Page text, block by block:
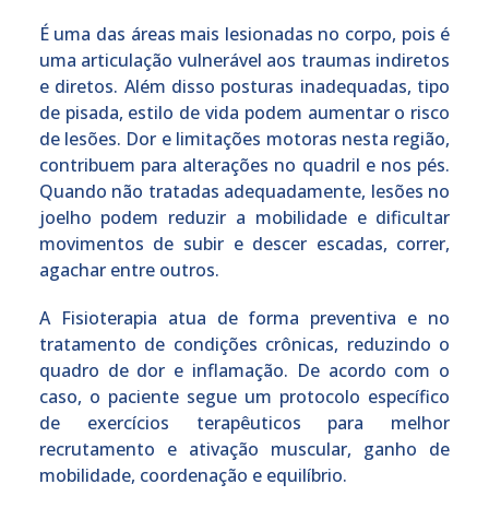
É uma das áreas mais lesionadas no corpo, pois é
uma articulação vulnerável aos traumas indiretos
e diretos. Além disso posturas inadequadas, tipo
de pisada, estilo de vida podem aumentar o risco
de lesões. Dor e limitações motoras nesta região,
contribuem para alterações no quadril e nos pés.
Quando não tratadas adequadamente, lesões no
joelho podem reduzir a mobilidade e dificultar
movimentos de subir e descer escadas, correr,
agachar entre outros.
A Fisioterapia atua de forma preventiva e no
tratamento de condições crônicas, reduzindo o
quadro de dor e inflamação. De acordo com o
caso, o paciente segue um protocolo específico
de exercícios terapêuticos para melhor
recrutamento e ativação muscular, ganho de
mobilidade, coordenação e equilíbrio.